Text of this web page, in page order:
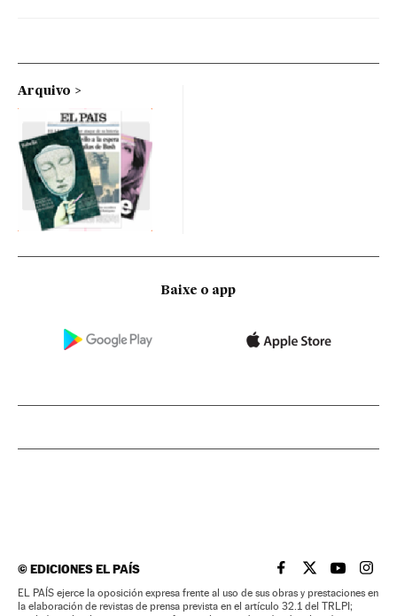
Arquivo
Baixe o app
©EDICIONES EL PAÍS EL PAÍS BRASIL EN
EL PAÍSEL PAÍS
EL
EL PAÍS ejerce la oposición expresa frente al uso de sus obras y prestaciones en
la elaboración de revistas de prensa prevista en el artículo 32.1 del TRLPI;